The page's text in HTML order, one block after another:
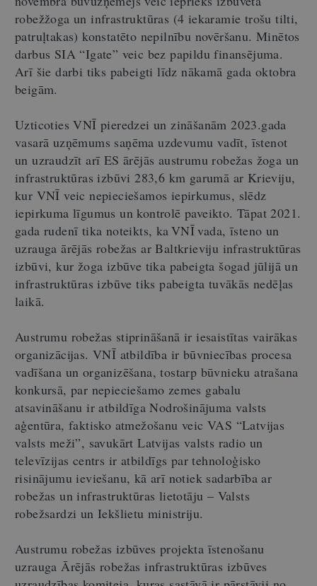
robežžoga un infrastruktūras (4 iekaramie trošu tilti,
patruļtakas) konstatēto nepilnību novēršanu. Minētos
darbus SIA “Igate” veic bez papildu finansējuma.
Arī šie darbi tiks pabeigti līdz nākamā gada oktobra
beigām.
Uzticoties VNĪ pieredzei un zināšanām 2023.gada
vasarā uzņēmums saņēma uzdevumu vadīt, īstenot
un uzraudzīt arī ES ārējās austrumu robežas žoga un
infrastruktūras izbūvi 283,6 km garumā ar Krieviju,
kur VNĪ veic nepieciešamos iepirkumus, slēdz
iepirkuma līgumus un kontrolē paveikto. Tāpat 2021.
gada rudenī tika noteikts, ka VNĪ vada, īsteno un
uzrauga ārējās robežas ar Baltkrieviju infrastruktūras
izbūvi, kur žoga izbūve tika pabeigta šogad jūlijā un
infrastruktūras izbūve tiks pabeigta tuvākās nedēļas
laikā.
Austrumu robežas stiprināšanā ir iesaistītas vairākas
organizācijas. VNĪ atbildība ir būvniecības procesa
vadīšana un organizēšana, tostarp būvnieku atrašana
konkursā, par nepieciešamo zemes gabalu
atsavināšanu ir atbildīga Nodrošinājuma valsts
aģentūra, faktisko atmežošanu veic VAS “Latvijas
valsts meži”, savukārt Latvijas valsts radio un
televīzijas centrs ir atbildīgs par tehnoloģisko
risinājumu ieviešanu, kā arī notiek sadarbība ar
robežas un infrastruktūras lietotāju – Valsts
robežsardzi un Iekšlietu ministriju.
Austrumu robežas izbūves projekta īstenošanu
uzrauga Ārējās robežas infrastruktūras izbūves